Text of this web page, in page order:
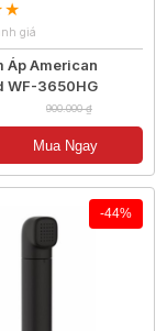
giá
Áp American
WF-3650HG
900.000 ₫
Mua Ngay
-44%